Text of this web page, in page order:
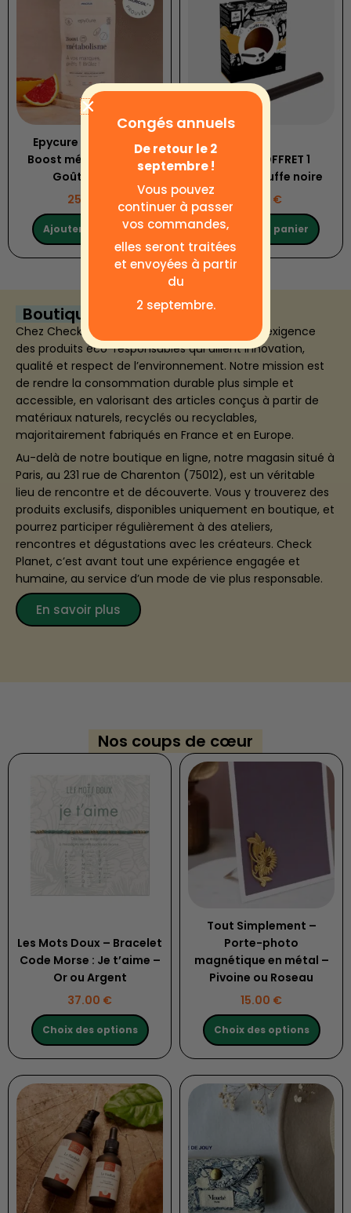
Epycure – Minceur –
Boost métabolisme –
Goût Myrtille
25.00
Ajouter au panier
OCNI – COFFRET 1
CRAYON | Truffe noire
€
Ajouter au panier
Boutique écologique à Paris
Chez Check Planet, nous sélectionnons avec exigence
des produits éco-responsables qui allient innovation,
qualité et respect de l’environnement. Notre mission est
de rendre la consommation durable plus simple et
accessible, en valorisant des articles conçus à partir de
matériaux naturels, recyclés ou recyclables,
majoritairement fabriqués en France et en Europe.
Au-delà de notre boutique en ligne, notre magasin situé à
Paris, au 231 rue de Charenton (75012), est un véritable
lieu de rencontre et de découverte. Vous y trouverez des
produits exclusifs, disponibles uniquement en boutique, et
pourrez participer régulièrement à des ateliers,
rencontres et dégustations avec les créateurs. Check
Planet, c’est avant tout une expérience engagée et
humaine, au service d’un mode de vie plus responsable.
En savoir plus
Nos coups de cœur
Les Mots Doux – Bracelet
Code Morse : Je t’aime –
Or ou Argent
37.00 €
Choix des options
a
plusieurs
variations.
Les
options
peuvent
la
page
du
produit
Tout Simplement –
Porte-photo
magnétique en métal –
Pivoine ou Roseau
15.00 €
Choix des options
Ce
Les
options
peuvent
sur
la
page
du
produit
Ce
produit
a
variations.
Les
options
peuvent
Congés annuels
De retour le 2
septembre !
Vous pouvez
continuer à passer
vos commandes,
elles seront traitées
et envoyées à partir
du
2 septembre.